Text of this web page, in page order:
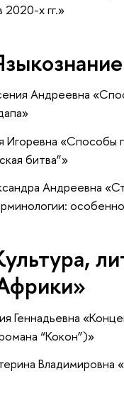
х гг.»
Андреевна
Игоревна «Способы
битва”»
Андреевна
Геннадьевна
“Кокон”)»
Владимировна